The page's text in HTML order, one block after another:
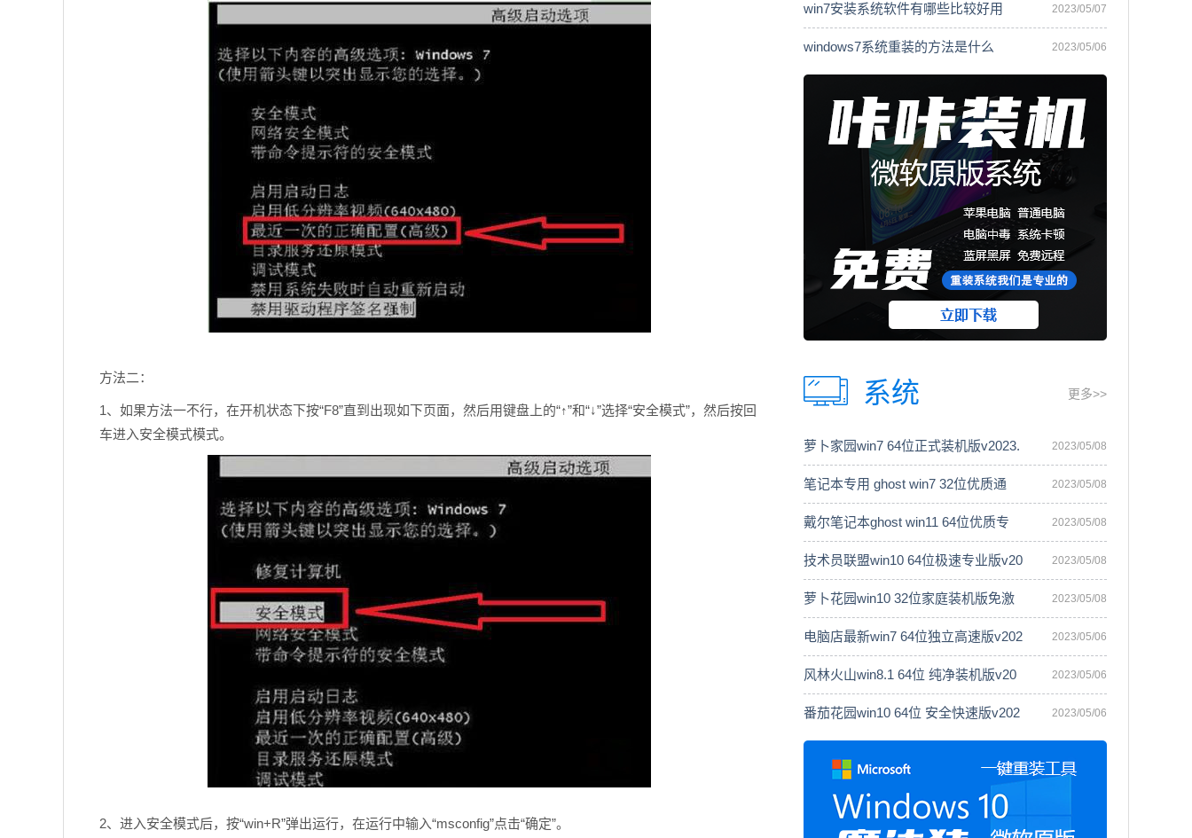
方法二：
1、如果方法一不行，在开机状态下按“F8”直到出现如下页面，然后用键盘上的“↑”和“↓”选择“安全模式”，然后按回
车进入安全模式模式。
2、进入安全模式后，按“win+R”弹出运行，在运行中输入“msconfig”点击“确定”。
win7安装系统软件有哪些比较好用 2023/05/07
windows7系统重装的方法是什么 2023/05/06
系统 更多>>
萝卜家园win7 64位正式装机版v2023. 2023/05/08
笔记本专用 ghost win7 32位优质通 2023/05/08
戴尔笔记本ghost win11 64位优质专 2023/05/08
技术员联盟win10 64位极速专业版v20 2023/05/08
萝卜花园win10 32位家庭装机版免激 2023/05/08
电脑店最新win7 64位独立高速版v202 2023/05/06
风林火山win8.1 64位 纯净装机版v20 2023/05/06
番茄花园win10 64位 安全快速版v202 2023/05/06